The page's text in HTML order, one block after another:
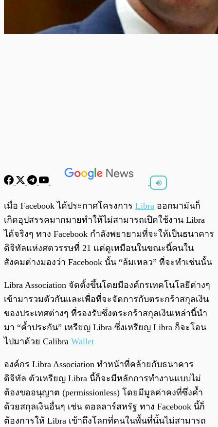
0:00
เมื่อ Facebook ได้ประกาศโครงการ Libra ออกมามันก็
เกิดอุปสรรคมากมายทำให้ไม่สามารถเปิดใช้งาน Libra
ได้จริงๆ ทาง Facebook กำลังพยายามที่จะให้เป็นธนาคาร
ดิจิทัลแห่งศตวรรษที่ 21 แต่ดูเหมือนในขณะนี้คนใน
สังคมต่างมองว่า Facebook นั้น “ล้มเหลว” ที่จะทำเช่นนั้น
Libra Association จัดตั้งขึ้นโดยมีองค์กรเทคโนโลยีต่างๆ
เข้ามารวมตัวกันและเพื่อที่จะจัดการกับตระกร้าสกุลเงิน
ของประเทศต่างๆ ที่รองรับซึ่งตระกร้าสกุลเงินเหล่านี้นำ
มา “ค้ำประกัน” เหรียญ Libra ซึ่งเหรียญ Libra ก็จะโอน
ไปมาด้วย Calibra Wallet
องค์กร Libra Association ทำหน้าที่คล้ายกับธนาคาร
ดิจิทัล ตัวเหรียญ Libra นี้ก็จะมีหลักการทำงานแบบไม่
ต้องขออนุญาต (permissionless) โดยมีมูลค่าคงที่ซึ่งค้ำ
ด้วยสกุลเงินอื่นๆ เช่น ดอลลาร์สหรัฐ ทาง Facebook นี้ก็
ต้องการให้ Libra เข้าถึงโลกที่คนในพื้นที่นั้นไม่สามารถ